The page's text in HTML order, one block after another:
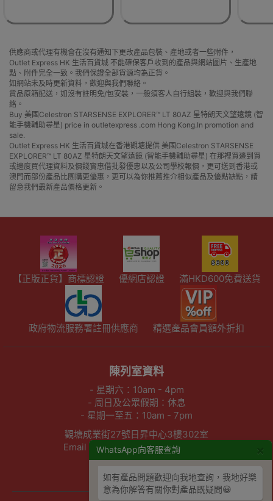
供應商或代理有機會在沒有通知下更改產品包裝、產地或者一些附件，
Outlet Express HK 生活百貨城 不能確保客戶收到的產品與網站圖片、生產地
點、附件完全一致。我們保證全部貨源均為正貨。
如網站未及時更新資料，歡迎與我們聯絡。
貨品原箱配送，如沒有註明免/包安裝，一般須客人自行組裝，歡迎與我們聯
絡。
Buy 美國Celestron STARSENSE EXPLORER™ LT 80AZ 星特朗天文望遠鏡 (智
能手機輔助尋星) price in outletexpress .com Hong Kong.In promotion and
sale.
Outlet Express HK 生活百貨城在香港觀塘提供 美國Celestron STARSENSE
EXPLORER™ LT 80AZ 星特朗天文望遠鏡 (智能手機輔助尋星) 在那裡買邊到買
或邊度買代理資料及價錢實惠借批發優惠以及公司學校報價，更可送到香港或
澳門而部份產品比團購更優惠，更可以為你推薦推介相似產品及優點缺點，請
留意我們最新產品價格更新。
WhatsApp向客服查詢
如有產品問題歡迎向我地查詢，我地好樂
意為你解答有關你對產品既疑問😀
【正版正貨】商標認證 優網店認證 滿HKD600免費送貨
政府物流服務署註冊供應商 精選產品會員額外折扣
陳列室資料
- 星期六：10am - 4pm
- 周日及公眾假期：休息
- 星期一至五：10am - 7pm
觀塘成業街27號日昇中心3樓302室
Email :info@outletexpress.com.hk
查詢熱線 :3956 8117
WhatsApp :53694990